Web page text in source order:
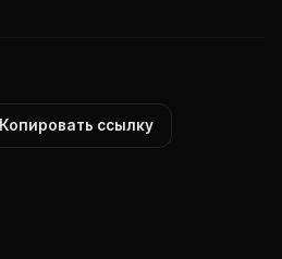
Копировать ссылку